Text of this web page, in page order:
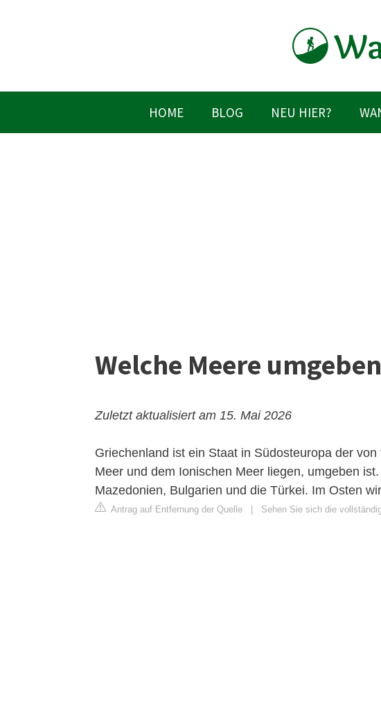
HOME BLOG NEU HIER?
Welche Meere
Zuletzt aktualisiert am 15. Mai 2026
Griechenland ist ein Staat in Südosteuropa der
Meer und dem Ionischen Meer liegen, umgeben
Mazedonien, Bulgarien und die Türkei. Im Osten
Antrag auf Entfernung der Quelle Sehen Sie sich die